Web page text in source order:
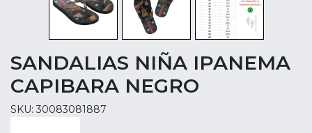
SANDALIAS NIÑA IPANEMA
CAPIBARA NEGRO
SKU: 30083081887